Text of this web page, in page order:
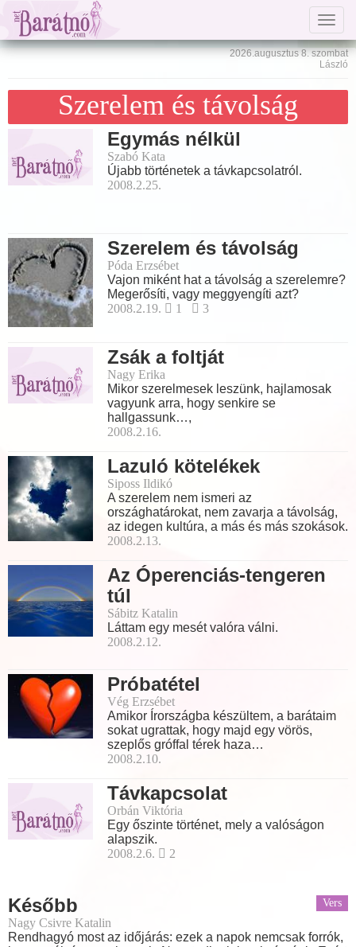
2026.augusztus 8. szombat
László
Szerelem és távolság
Egymás nélkül
Szabó Kata
Újabb történetek a távkapcsolatról.
2008.2.25.
Szerelem és távolság
Póda Erzsébet
Vajon miként hat a távolság a szerelemre?
Megerősíti, vagy meggyengíti azt?
2008.2.19.
1 3
Zsák a foltját
Nagy Erika
Mikor szerelmesek leszünk, hajlamosak
vagyunk arra, hogy senkire se
hallgassunk…,
2008.2.16.
Lazuló kötelékek
Siposs Ildikó
A szerelem nem ismeri az
országhatárokat, nem zavarja a távolság,
az idegen kultúra, a más és más szokások.
2008.2.13.
Az Óperenciás-tengeren
túl
Sábitz Katalin
Láttam egy mesét valóra válni.
2008.2.12.
Próbatétel
Vég Erzsébet
Amikor Írországba készültem, a barátaim
sokat ugrattak, hogy majd egy vörös,
szeplős gróffal térek haza…
2008.2.10.
Távkapcsolat
Orbán Viktória
Egy őszinte történet, mely a valóságon
alapszik.
2008.2.6.
2
Vers
Később
Nagy Csivre Katalin
Rendhagyó most az időjárás: ezek a napok nemcsak forrók,